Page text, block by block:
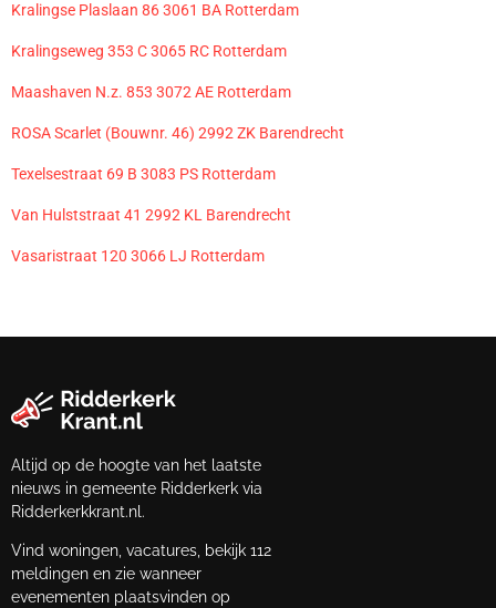
Kralingse Plaslaan 86 3061 BA Rotterdam
Kralingseweg 353 C 3065 RC Rotterdam
Maashaven N.z. 853 3072 AE Rotterdam
ROSA Scarlet (Bouwnr. 46) 2992 ZK Barendrecht
Texelsestraat 69 B 3083 PS Rotterdam
Van Hulststraat 41 2992 KL Barendrecht
Vasaristraat 120 3066 LJ Rotterdam
Altijd op de hoogte van het laatste
nieuws in gemeente Ridderkerk via
Ridderkerkkrant.nl.
Vind woningen, vacatures, bekijk 112
meldingen en zie wanneer
evenementen plaatsvinden op